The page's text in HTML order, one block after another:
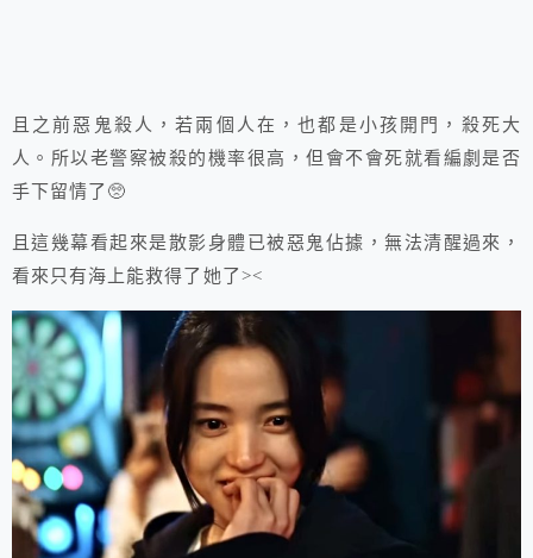
且之前惡鬼殺人，若兩個人在，也都是小孩開門，殺死大
人。所以老警察被殺的機率很高，但會不會死就看編劇是否
手下留情了🥺
且這幾幕看起來是散影身體已被惡鬼佔據，無法清醒過來，
看來只有海上能救得了她了><